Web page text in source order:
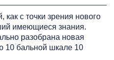
как с точки зрения нового
имеющиеся знания.
разобрана новая
10 бальной шкале 10